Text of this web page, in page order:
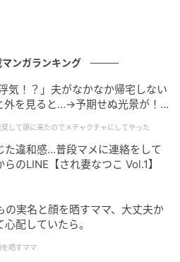
マンガランキング
気！？」夫がなかなか帰宅しない
外を見ると…→予期せぬ光景が！
てやった
覚して頭に来たのでメチャクチャにしてやった
た違和感…普段マメに連絡をして
らのLINE【され妻なつこ Vol.1】
実名と顔を晒すママ、大丈夫か
配していたら。
晒すママ